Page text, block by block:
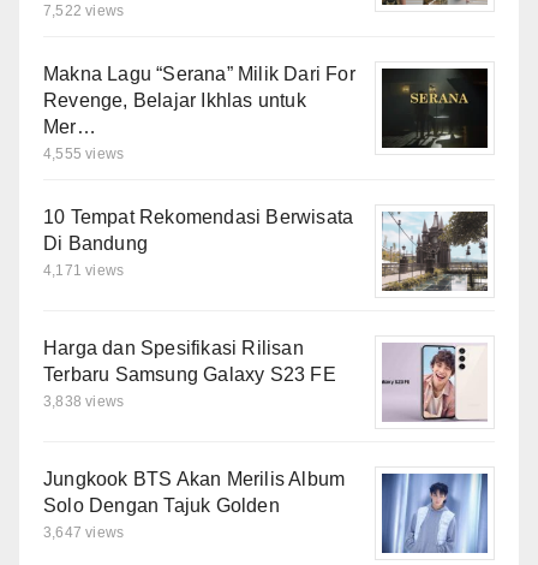
7,522 views
Makna Lagu “Serana” Milik Dari For
Revenge, Belajar Ikhlas untuk
Mer…
4,555 views
10 Tempat Rekomendasi Berwisata
Di Bandung
4,171 views
Harga dan Spesifikasi Rilisan
Terbaru Samsung Galaxy S23 FE
3,838 views
Jungkook BTS Akan Merilis Album
Solo Dengan Tajuk Golden
3,647 views